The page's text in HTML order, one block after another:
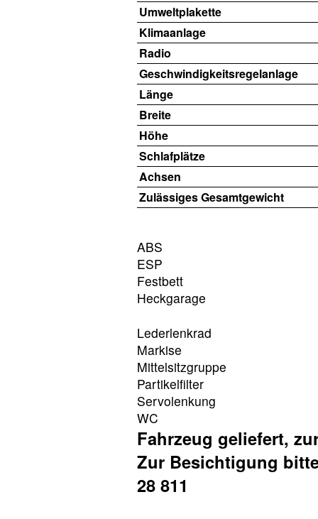
Umweltplakette
Klimaanlage
Radio
Geschwindigkeitsregelanlage
Länge
Breite
Höhe
Schlafplätze
Achsen
Zulässiges Gesamtgewicht
ABS
ESP
Festbett
Heckgarage
Lederlenkrad
Markise
Mittelsitzgruppe
Partikelfilter
Servolenkung
WC
Fahrzeug geliefert,
Zur Besichtigung
28 811